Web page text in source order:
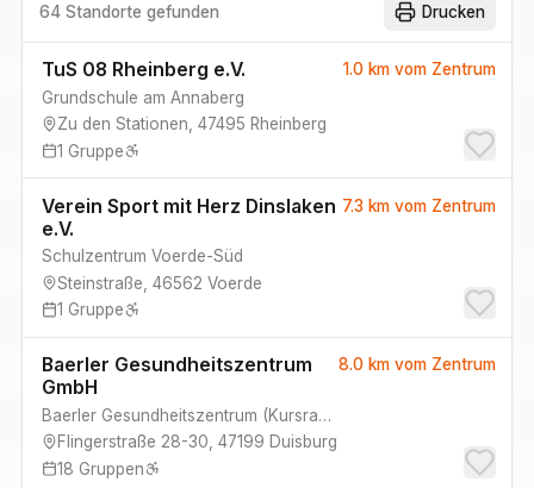
64 Standorte gefunden Drucken
TuS 08 Rheinberg e.V.
Grundschule am Annaberg
Zu den Stationen 47495 Rheinberg
1 Gruppe
1.0 kmvom Zentrum
Verein Sport mit Herz Dinslaken
e.V.
Schulzentrum Voerde-Süd
Steinstraße 46562 Voerde
1 Gruppe
7.3 kmvom Zentrum
Baerler Gesundheitszentrum
GmbH
Baerler Gesundheitszentrum (Kursraum, Kursraum 2
Flingerstraße 28-30 47199 Duisburg
18 Gruppen
8.0 kmvom Zentrum